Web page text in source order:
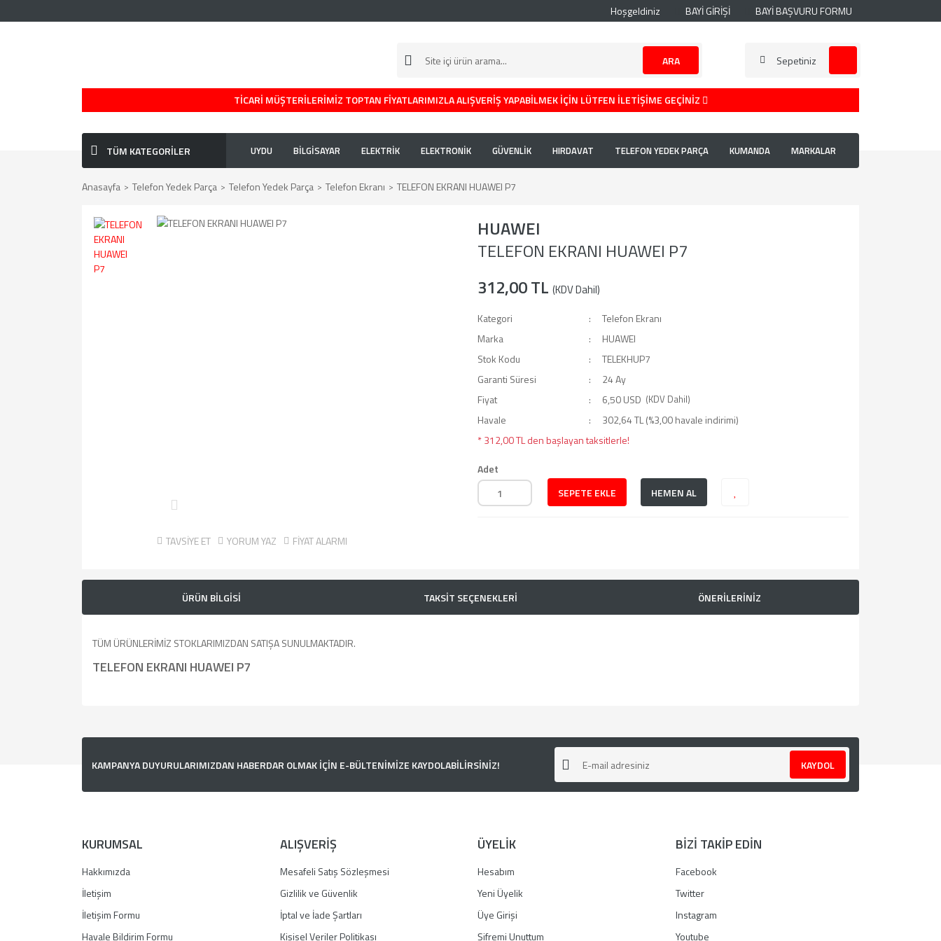
Hoşgeldiniz BAYİ GİRİŞİ BAYİ BAŞVURU FORMU
ARA Sepetiniz
TİCARİ MÜŞTERİLERİMİZ TOPTAN FİYATLARIMIZLA ALIŞVERİŞ YAPABİLMEK İÇİN LÜTFEN İLETİŞİME GEÇİNİZ
TÜM KATEGORİLER UYDU BİLGİSAYAR ELEKTRİK ELEKTRONİK GÜVENLİK HIRDAVAT TELEFON YEDEK PARÇA KUMANDA MARKALAR
Anasayfa Telefon Yedek Parça Telefon Yedek Parça Telefon Ekranı TELEFON EKRANI HUAWEI P7
TAVSİYE ET YORUM YAZ FİYAT ALARMI
HUAWEI
TELEFON EKRANI HUAWEI P7
312,00 TL (KDV Dahil)
Kategori
Telefon Ekranı
Marka
HUAWEI
Stok Kodu
TELEKHUP7
Garanti Süresi
24 Ay
Fiyat
6,50 USD (KDV Dahil)
Havale
302,64 TL (%3,00 havale indirimi)
* 312,00 TL den başlayan taksitlerle!
Adet
SEPETE EKLE
HEMEN AL
ÜRÜN BİLGİSİ TAKSİT SEÇENEKLERİ ÖNERİLERİNİZ
TÜM ÜRÜNLERİMİZ STOKLARIMIZDAN SATIŞA SUNULMAKTADIR.
TELEFON EKRANI HUAWEI P7
Ürün resmi kalitesiz, bozuk veya görüntülenemiyor.
Bu ürüne benzer farklı alternatifler olmalı.
Gönder
KAMPANYA DUYURULARIMIZDAN HABERDAR OLMAK İÇİN E-BÜLTENİMİZE KAYDOLABİLİRSİNİZ! KAYDOL
KURUMSAL
Hakkımızda
İletişim
İletişim Formu
Havale Bildirim Formu
ALIŞVERİŞ
Mesafeli Satış Sözleşmesi
Gizlilik ve Güvenlik
İptal ve İade Şartları
Kişisel Veriler Politikası
ÜYELİK
Hesabım
Yeni Üyelik
Üye Girişi
Şifremi Unuttum
BİZİ TAKİP EDİN
Facebook
Twitter
Instagram
Youtube